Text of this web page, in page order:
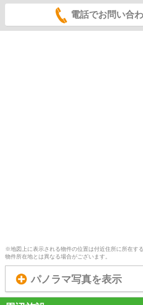
電話でお問い合
※地図上に表示される物件の位置は付近住所に所在す
物件所在地とは異なる場合がございます。
パノラマ写真を表示